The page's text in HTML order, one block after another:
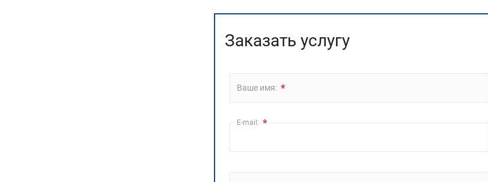
Заказать услугу
Ваше имя: *
E-mail: *